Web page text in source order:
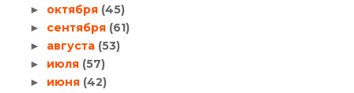
► октября (45)
► сентября (61)
► августа (53)
► июля (57)
► июня (42)